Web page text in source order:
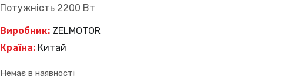
Потужність 2200 Вт
Виробник:ZELMOTOR
Країна:Китай
Немає в наявності